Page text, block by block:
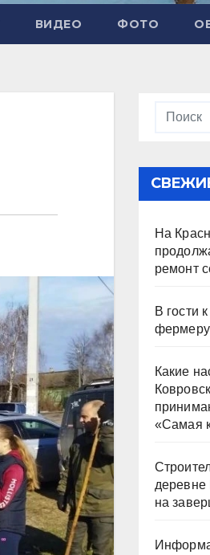
ВИДЕО ФОТО
На
ремонт
В гости
фермеру
Какие
«Самая
деревне
на